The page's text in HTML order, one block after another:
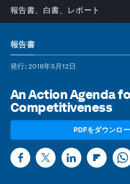
報告書、白書、レポート
報告書
発行: 2016年5月12日
An Action Agenda
Competitiveness
PDFをダウンロ